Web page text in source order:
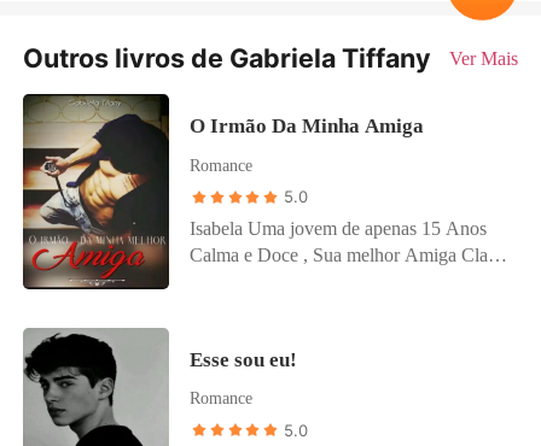
Outros livros de Gabriela Tiffany Ver Mais
O Irmão Da Minha Amiga
Romance
5.0
Isabela Uma jovem de apenas 15 Anos
Calma e Doce , Sua melhor Amiga Clara
com a tia nos Estados Unidos a alguns
anos, Mas ele decide Voltar a morar
conhecer a Isabela. Será que o
Esse sou eu!
Romance
5.0